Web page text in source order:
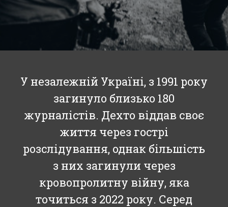
У незалежній Україні, з 1991 року
загинуло близько 180
журналістів. Дехто віддав своє
життя через гострі
розслідування, однак більшість
з них загинули через
кровопролитну війну, яка
точиться з 2022 року. Серед